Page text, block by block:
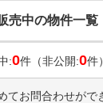
売中の物件一覧
:0件（非公開:0件）
てお問合わせがで